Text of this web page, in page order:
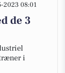
2023 08:01
de 3
i